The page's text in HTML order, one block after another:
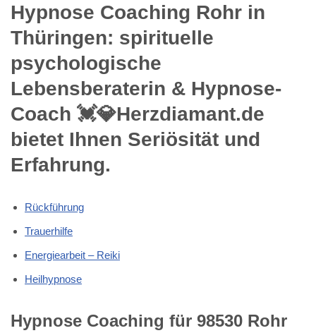
Hypnose Coaching Rohr in
Thüringen: spirituelle
psychologische
Lebensberaterin & Hypnose-
Coach 💓️💎Herzdiamant.de
bietet Ihnen Seriösität und
Erfahrung.
Rückführung
Trauerhilfe
Energiearbeit – Reiki
Heilhypnose
Hypnose Coaching für 98530 Rohr